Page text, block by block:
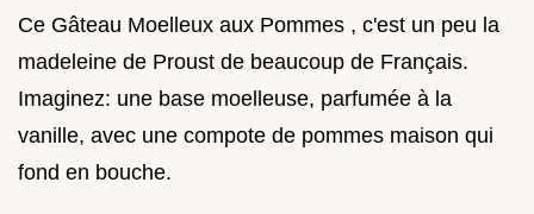
Ce Gâteau Moelleux aux Pommes , c'est un peu la
madeleine de Proust de beaucoup de Français.
Imaginez: une base moelleuse, parfumée à la
vanille, avec une compote de pommes maison qui
fond en bouche.